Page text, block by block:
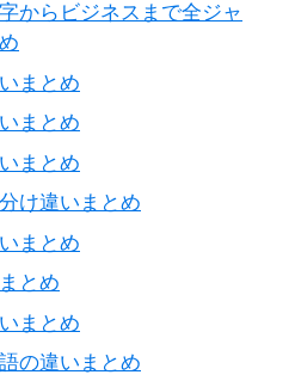
からビジネスまで全ジャ
まとめ
まとめ
まとめ
け違いまとめ
まとめ
とめ
まとめ
の違いまとめ